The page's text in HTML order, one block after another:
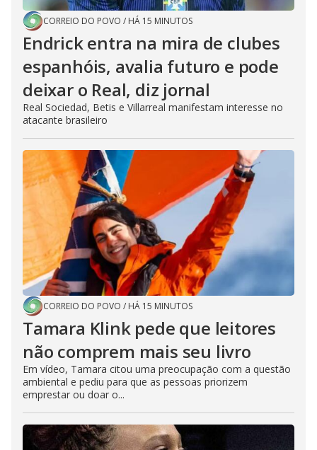
CORREIO DO POVO / HÁ 15 MINUTOS
Endrick entra na mira de clubes
espanhóis, avalia futuro e pode
deixar o Real, diz jornal
Real Sociedad, Betis e Villarreal manifestam interesse no
atacante brasileiro
CORREIO DO POVO / HÁ 15 MINUTOS
Tamara Klink pede que leitores
não comprem mais seu livro
Em vídeo, Tamara citou uma preocupação com a questão
ambiental e pediu para que as pessoas priorizem
emprestar ou doar o...